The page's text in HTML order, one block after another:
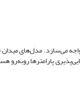
می‌سازد. مدل‌های
پارامترها روبه‌رو